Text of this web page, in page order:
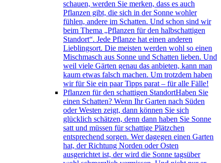
schauen, werden Sie merken, dass es auch
Pflanzen gibt, die sich in der Sonne wohler
fühlen, andere im Schatten. Und schon sind wir
beim Thema „Pflanzen für den halbschattigen
Standort“. Jede Pflanze hat einen anderen
Lieblingsort. Die meisten werden wohl so einen
Mischmasch aus Sonne und Schatten lieben. Und
weil viele Gärten genau das anbieten, kann man
kaum etwas falsch machen. Um trotzdem haben
wir für Sie ein paar Tipps parat – für alle Fälle!
Pflanzen für den schattigen StandortHaben Sie
einen Schatten? Wenn Ihr Garten nach Süden
oder Westen zeigt, dann können Sie sich
glücklich schätzen, denn dann haben Sie Sonne
satt und müssen für schattige Plätzchen
entsprechend sorgen. Wer dagegen einen Garten
hat, der Richtung Norden oder Osten
ausgerichtet ist, der wird die Sonne tagsüber